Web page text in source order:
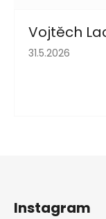
Vojtěch
Hodnocení
31.5.2026
Instagram